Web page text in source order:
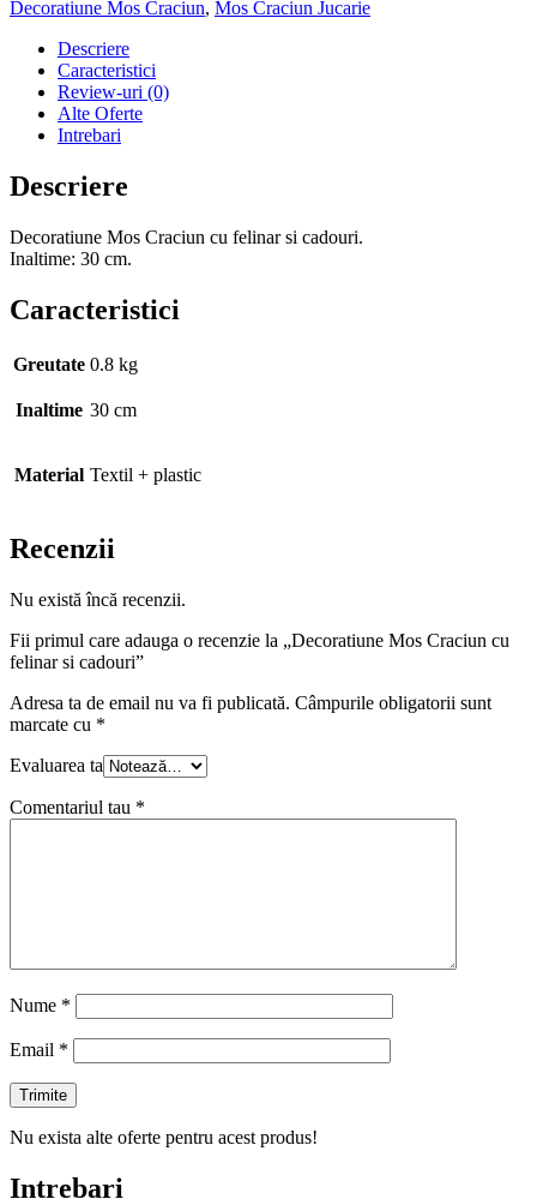
Decoratiune Mos Craciun, Mos Craciun Jucarie
Descriere
Caracteristici
Review-uri (0)
Alte Oferte
Intrebari
Descriere
Decoratiune Mos Craciun cu felinar si cadouri.
Inaltime: 30 cm.
Caracteristici
Greutate 0.8 kg
Inaltime 30 cm
Material Textil + plastic
Recenzii
Nu există încă recenzii.
Fii primul care adauga o recenzie la „Decoratiune Mos Craciun cu
felinar si cadouri”
Adresa ta de email nu va fi publicată. Câmpurile obligatorii sunt
marcate cu *
Evaluarea ta
Comentariul tau *
Nume *
Email *
Nu exista alte oferte pentru acest produs!
Intrebari